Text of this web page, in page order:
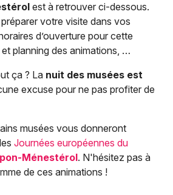
est à retrouver ci-dessous.
votre visite dans vos
d’ouverture pour cette
planning des animations, …
ça ? La nuit des musées est
excuse pour ne pas profiter de
musées vous donneront
Journées européennes du
Ménestérol. N'hésitez pas à
de ces animations !